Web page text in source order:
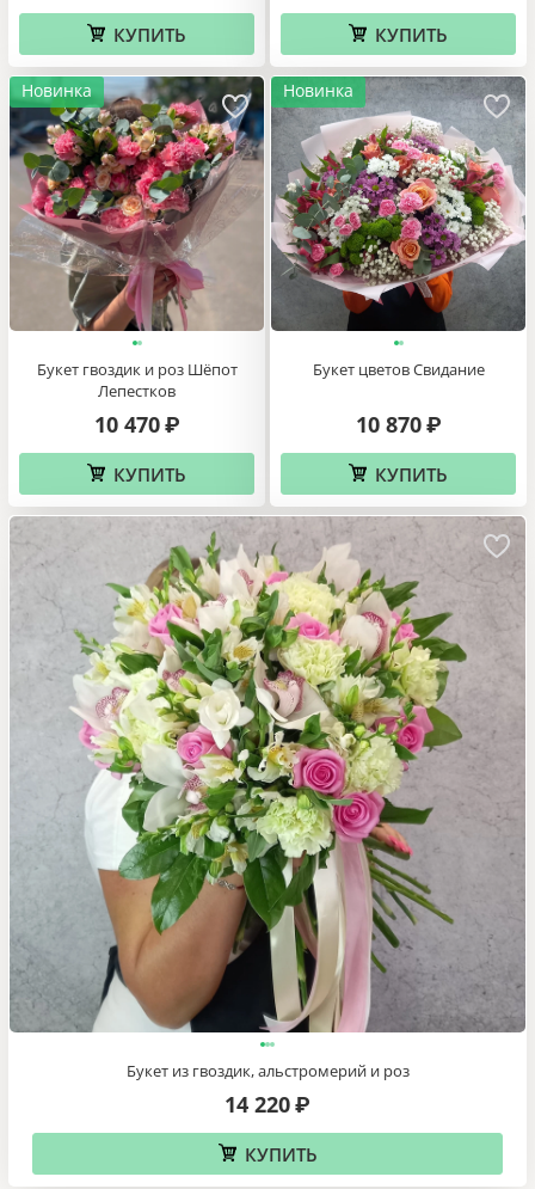
КУПИТЬ КУПИТЬ
Новинка
Букет гвоздик и роз Шёпот
Лепестков
10 470 ₽
КУПИТЬ
Новинка
Букет цветов Свидание
10 870 ₽
КУПИТЬ
Букет из гвоздик, альстромерий и роз
14 220₽
КУПИТЬ